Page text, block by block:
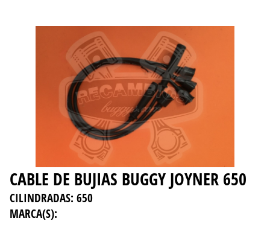
CABLE DE BUJIAS BUGGY JOYNER 650
CILINDRADAS: 650
MARCA(S):